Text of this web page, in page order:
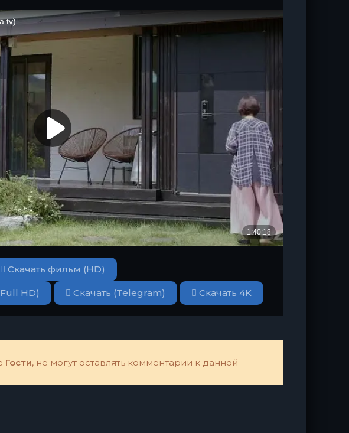
Скачать фильм (HD)
HD) Скачать (Telegram) Скачать 4K
Гости, не могут оставлять комментарии к данной